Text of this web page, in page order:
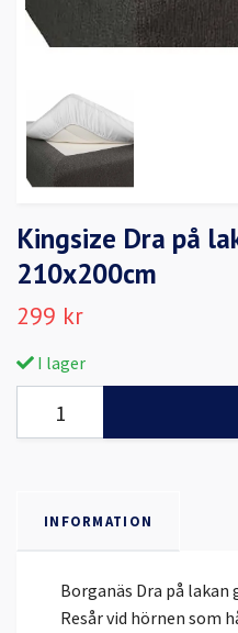
Kingsize Dra på
210x200cm
299 kr
I lager
INFORMATION
Borganäs Dra på
Resår vid hörnen som